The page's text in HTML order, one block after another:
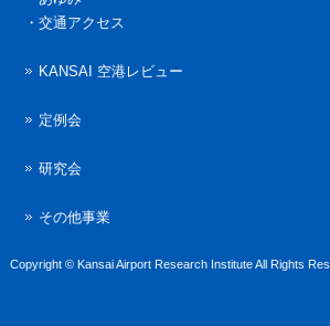
・交通アクセス
KANSAI 空港レビュー
定例会
研究会
その他事業
Copyright © Kansai Airport Research Institute All Rights